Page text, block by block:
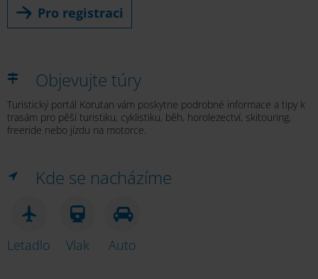
Pro registraci
Objevujte túry
Turistický portál Korutan vám poskytne podrobné informace a tipy k
trasám pro pěší turistiku, cyklistiku, běh, horolezectví, skitouring,
freeride nebo jízdu na motorce.
Kde se nacházíme
Letadlo Vlak Auto